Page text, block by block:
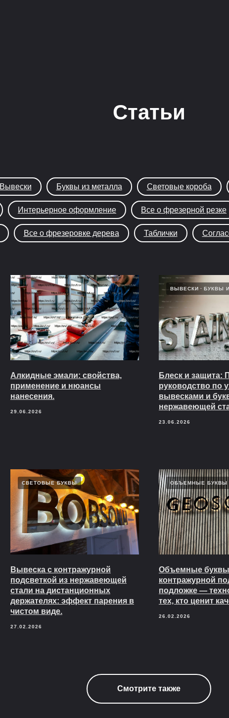
Статьи
Вывески Буквы из металла Световые короба
Интерьерное оформление Все о фрезерной резке
Все о фрезеровке дерева Таблички
Алкидные эмали: свойства,
применение и нюансы
нанесения.
29.06.2026
ВЫВЕСКИ БУКВЫ
Блеск и защита:
руководство по
вывесками и
нержавеющей
23.06.2026
СВЕТОВЫЕ БУКВЫ
Вывеска с контражурной
подсветкой из нержавеющей
стали на дистанционных
держателях: эффект парения в
чистом виде.
27.02.2026
ОБЪЕМНЫЕ БУКВЫ
Объемные буквы
контражурной
подложке —
тех, кто ценит
26.02.2026
Смотрите также